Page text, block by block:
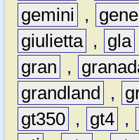
gemini
,
giulietta , gla
gran
,
grandland
,
gt350 , gt4 ,